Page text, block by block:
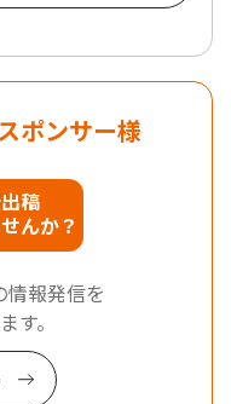
ポンサー様
稿
んか？
情報発信を
す。